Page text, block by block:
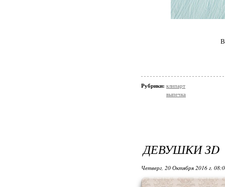
Рубрики: клипарт
выпечка
ДЕВУШКИ ЗD
Четверг, 20 Октября 2016 г.